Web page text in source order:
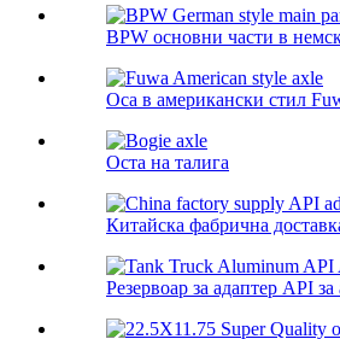
BPW основни части в
Оса в американски стил
Оста на талига
Китайска фабрична
Резервоар за адаптер API